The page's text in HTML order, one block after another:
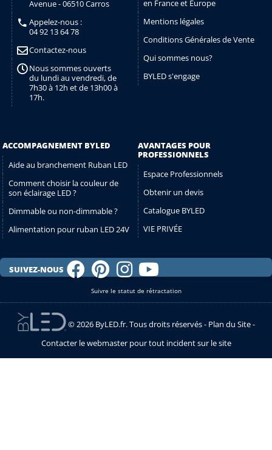
Avenue - 06510 Carros
Appelez-nous :
04 92 13 64 78
Contactez-nous
Nous sommes ouverts
du lundi au vendredi, de
7h30 à 12h et de 13h00 à
17h.
en France et Europe
Mentions légales
Conditions Générales de Vente
Qui sommes nous?
BYLED s'engage
ACCOMPAGNEMENT BYLED
Aide au branchement Ruban LED
Comment choisir la couleur de
son éclairage LED ?
Dimmable ou non-dimmable ?
Alimentation pour ruban LED 24V
AVANTAGES POUR
PROFESSIONNELS
Espace Professionnels
Obtenir un devis
Catalogue BYLED
VIE PRIVÉE
SUIVEZ-NOUS
Suivre le statut de rétractation
© 2026 ByLED.fr. Tous droits réservés - Plan du Site-
Contacter le webmaster pour tout incident sur le site